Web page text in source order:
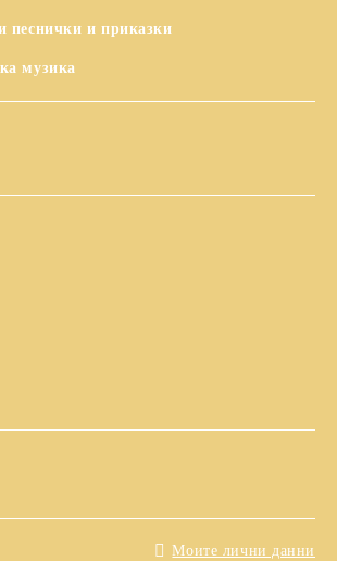
песнички и приказки
музика
Моите лични данни